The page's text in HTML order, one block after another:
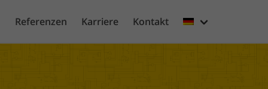
Referenzen Karriere Kontakt